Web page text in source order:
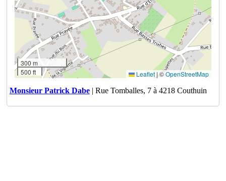
300 m
500 ft
Leaflet |©OpenStreetMap
Monsieur Patrick Dabe| Rue Tomballes, 7 à 4218 Couthuin